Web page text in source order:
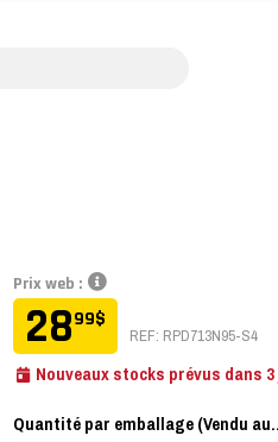
Prix web :
2899$
REF: RPD713N95-S4
Nouveaux stocks prévus dans
Quantité par emballage (Vendu